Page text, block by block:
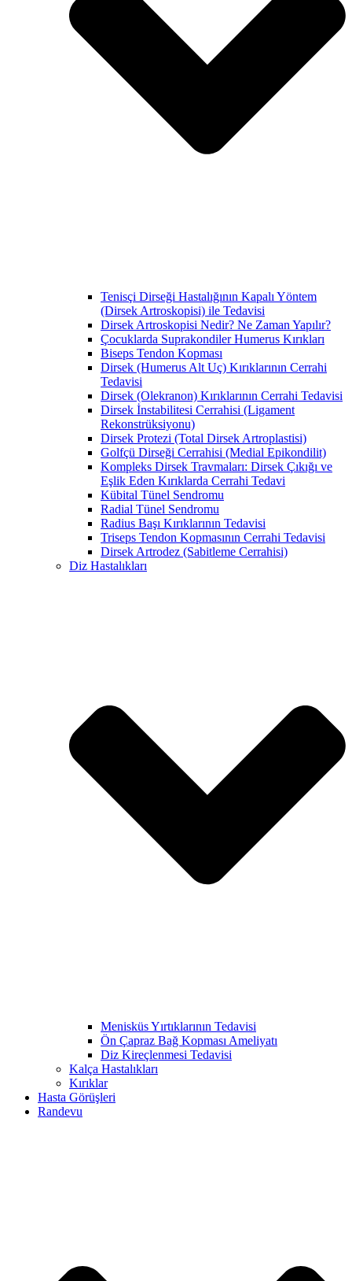
Tenisçi Dirseği Hastalığının Kapalı Yöntem
(Dirsek Artroskopisi) ile Tedavisi
Dirsek Artroskopisi Nedir? Ne Zaman Yapılır?
Çocuklarda Suprakondiler Humerus Kırıkları
Biseps Tendon Kopması
Dirsek (Humerus Alt Uç) Kırıklarının Cerrahi
Tedavisi
Dirsek (Olekranon) Kırıklarının Cerrahi Tedavisi
Dirsek İnstabilitesi Cerrahisi (Ligament
Rekonstrüksiyonu)
Dirsek Protezi (Total Dirsek Artroplastisi)
Golfçü Dirseği Cerrahisi (Medial Epikondilit)
Kompleks Dirsek Travmaları: Dirsek Çıkığı ve
Eşlik Eden Kırıklarda Cerrahi Tedavi
Kübital Tünel Sendromu
Radial Tünel Sendromu
Radius Başı Kırıklarının Tedavisi
Triseps Tendon Kopmasının Cerrahi Tedavisi
Dirsek Artrodez (Sabitleme Cerrahisi)
Diz Hastalıkları
Menisküs Yırtıklarının Tedavisi
Ön Çapraz Bağ Kopması Ameliyatı
Diz Kireçlenmesi Tedavisi
Kalça Hastalıkları
Kırıklar
Hasta Görüşleri
Randevu